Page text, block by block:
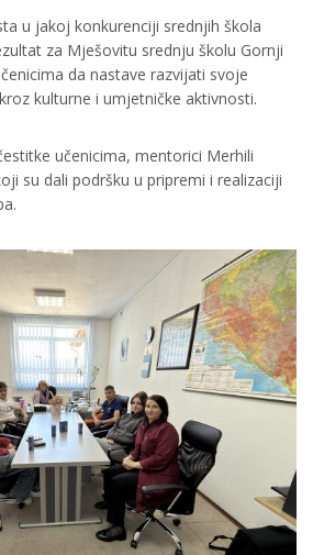
u jakoj konkurenciji srednjih škola
za Mješovitu srednju školu Gornji
da nastave razvijati svoje
kulturne i umjetničke aktivnosti.
učenicima, mentorici Merhili
su dali podršku u pripremi i realizaciji